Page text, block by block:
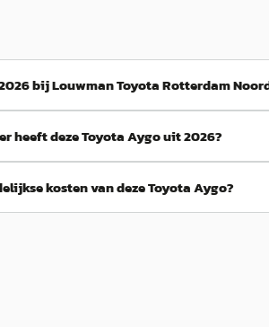
bij Louwman Toyota Rotterdam
heeft deze Toyota Aygo uit 2026?
kosten van deze Toyota Aygo?